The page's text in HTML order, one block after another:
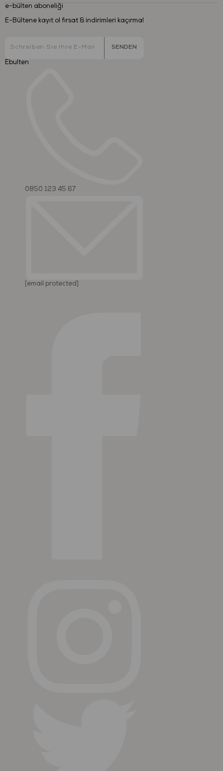
e-bülten aboneliği
E-Bültene kayıt ol fırsat & indirimleri kaçırma!
SENDEN
Ebulten
0850 123 45 67
[email protected]